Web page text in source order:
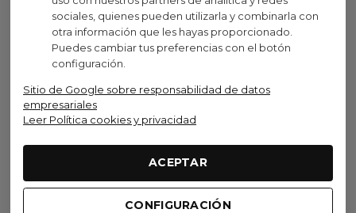
sociales, quienes pueden utilizarla y combinarla con
otra información que les hayas proporcionado.
Puedes cambiar tus preferencias con el botón
configuración.
Sitio de Google sobre responsabilidad de datos
empresariales
Leer Política cookies y privacidad
ACEPTAR
CONFIGURACIÓN
Visto recientemente
No disponible
Syncros
Manillar Syncros Fraser 1.5
Dc
59,90 € Negro